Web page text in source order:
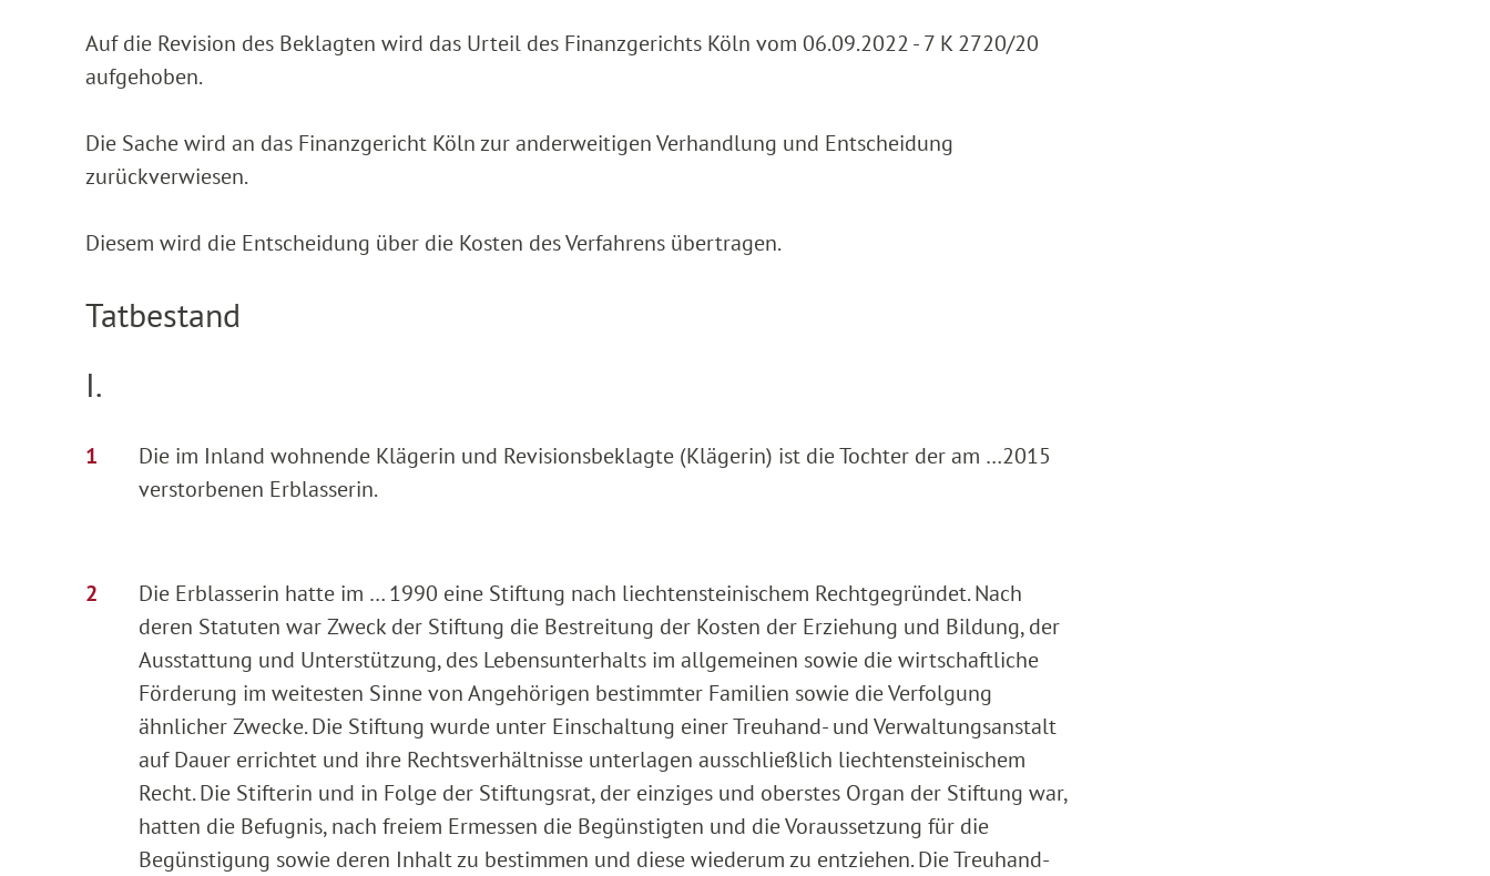
Auf die Revision des Beklagten wird das Urteil des Finanzgerichts Köln vom 06.09.2022 - 7 K 2720/20
aufgehoben.
Die Sache wird an das Finanzgericht Köln zur anderweitigen Verhandlung und Entscheidung
zurückverwiesen.
Diesem wird die Entscheidung über die Kosten des Verfahrens übertragen.
Tatbestand
I.
Die im Inland wohnende Klägerin und Revisionsbeklagte (Klägerin) ist die Tochter der am …2015
verstorbenen Erblasserin.
Die Erblasserin hatte im … 1990 eine Stiftung nach liechtensteinischem Rechtgegründet. Nach
deren Statuten war Zweck der Stiftung die Bestreitung der Kosten der Erziehung und Bildung, der
Ausstattung und Unterstützung, des Lebensunterhalts im allgemeinen sowie die wirtschaftliche
Förderung im weitesten Sinne von Angehörigen bestimmter Familien sowie die Verfolgung
ähnlicher Zwecke. Die Stiftung wurde unter Einschaltung einer Treuhand- und Verwaltungsanstalt
auf Dauer errichtet und ihre Rechtsverhältnisse unterlagen ausschließlich liechtensteinischem
Recht. Die Stifterin und in Folge der Stiftungsrat, der einziges und oberstes Organ der Stiftung war,
hatten die Befugnis, nach freiem Ermessen die Begünstigten und die Voraussetzung für die
Begünstigung sowie deren Inhalt zu bestimmen und diese wiederum zu entziehen. Die Treuhand-